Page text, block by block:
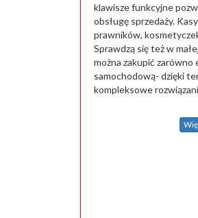
klawisze funkcyjne
obsługę sprzedaży.
prawników,
Sprawdzą się też w
można zakupić zarówno
samochodową- dzięki
kompleksowe